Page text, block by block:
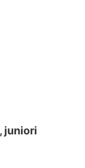
juniori